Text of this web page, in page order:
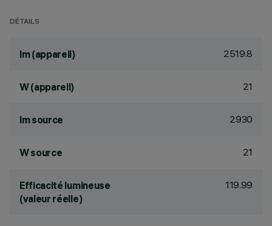
DÉTAILS
lm (appareil) 2519.8
W (appareil) 21
lm source 2930
W source 21
Efficacité lumineuse
(valeur réelle)
119.99